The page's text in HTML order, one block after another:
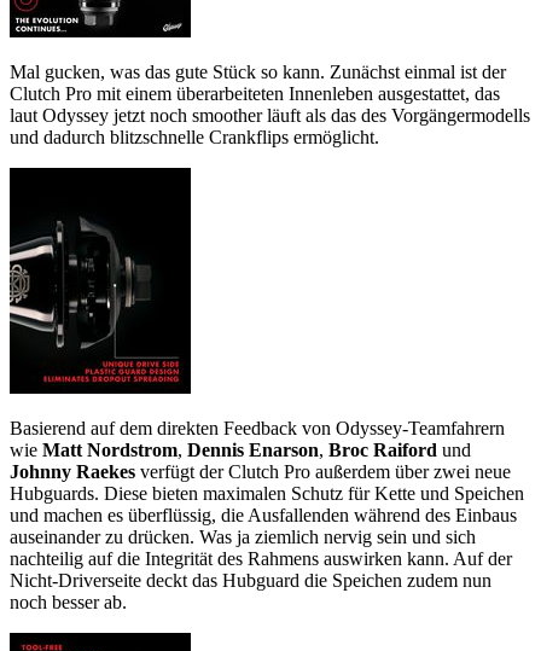
Mal gucken, was das gute Stück so kann. Zunächst einmal ist der
Clutch Pro mit einem überarbeiteten Innenleben ausgestattet, das
laut Odyssey jetzt noch smoother läuft als das des Vorgängermodells
und dadurch blitzschnelle Crankflips ermöglicht.
Basierend auf dem direkten Feedback von Odyssey-Teamfahrern
wie Matt Nordstrom, Dennis Enarson, Broc Raiford und
Johnny Raekes verfügt der Clutch Pro außerdem über zwei neue
Hubguards. Diese bieten maximalen Schutz für Kette und Speichen
und machen es überflüssig, die Ausfallenden während des Einbaus
auseinander zu drücken. Was ja ziemlich nervig sein und sich
nachteilig auf die Integrität des Rahmens auswirken kann. Auf der
Nicht-Driverseite deckt das Hubguard die Speichen zudem nun
noch besser ab.